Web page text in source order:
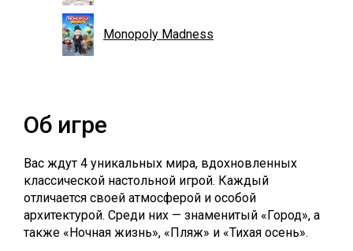
Monopoly Madness
Об игре
Вас ждут 4 уникальных мира, вдохновленных
классической настольной игрой. Каждый
отличается своей атмосферой и особой
архитектурой. Среди них — знаменитый «Город», а
также «Ночная жизнь», «Пляж» и «Тихая осень».